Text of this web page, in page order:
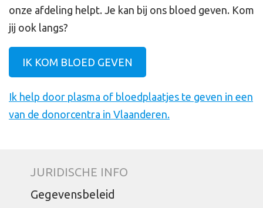
onze afdeling helpt. Je kan bij ons bloed geven. Kom
jij ook langs?
IK KOM BLOED GEVEN
Ik help door plasma of bloedplaatjes te geven in een
van de donorcentra in Vlaanderen.
JURIDISCHE INFO
Gegevensbeleid